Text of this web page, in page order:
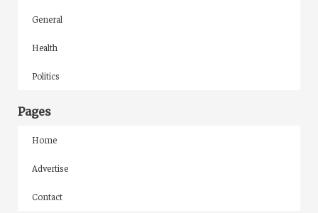
General
Health
Politics
Pages
Home
Advertise
Contact